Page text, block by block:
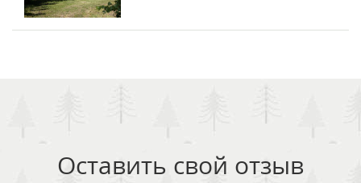
Оставить свой отзыв